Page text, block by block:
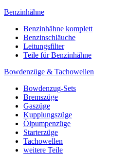
Benzinhähne
Benzinhähne komplett
Benzinschläuche
Leitungsfilter
Teile für Benzinhähne
Bowdenzüge & Tachowellen
Bowdenzug-Sets
Bremszüge
Gaszüge
Kupplungszüge
Ölpumpenzüge
Starterzüge
Tachowellen
weitere Teile